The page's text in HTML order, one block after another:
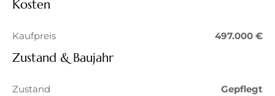
Kosten
Kaufpreis 497.000 €
Zustand & Baujahr
Zustand Gepflegt